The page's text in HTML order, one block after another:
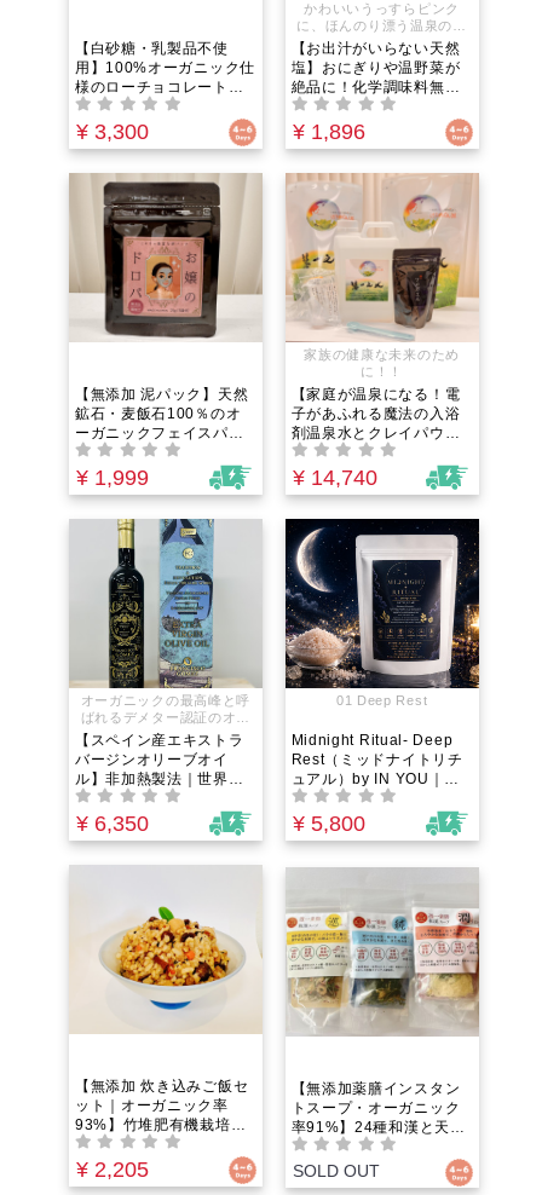
【白砂糖・乳製品不使
用】100%オーガニック仕
様のローチョコレート
（カカオ71%）生きた酵
素を食べる！緑茶の4倍の
抗酸化力！｜個包装5個入
ェノールを補給する次世
代おやつ
¥ 3,300
かわいいうっすらピンク
に、ほんのり漂う温泉の香
り。太陽の恵みをたっぷり
浴びたチベット高原の「天
日湖塩」に、厳選し海塩・
岩塩を調和させた自然の味
覚です。塩だけのシンプル
な味付けで素材の味を最大
限に引き
【お出汁がいらない天然
塩】おにぎりや温野菜が
絶品に！化学調味料無添
加・チベット産天日湖塩
ベースの極上ブレンド塩
と、五葷不使用・ヴィー
スパイスソルト。毎日の
食養生や、日常の料理
に。
¥ 1,896
【無添加 泥パック】天然
鉱石・麦飯石100％のオ
ーガニックフェイスパッ
ク｜くすみ・ざらつきを5
分でリセット。界面活性
剤フリーで敏感肌・子ど
力吸着しワントーン明る
い透明肌へ導く、家族3世
代で使える究極の全身ケ
¥ 1,999
家族の健康な未来のため
に！！
【家庭が温泉になる！電
子があふれる魔法の入浴
剤温泉水とクレイパウダ
ーの贅沢お風呂セット】
元自衛隊員が全財産33年
を賭けて完成させた国際
の夜も、20分浸かるだけ
で翌朝が驚くほど軽くな
る、知る人ぞ知る秘伝の
入浴法
¥ 14,740
オーガニックの最高峰と呼
ばれるデメター認証のオリ
ーブオイルがここに。
【スペイン産エキストラ
バージンオリーブオイ
ル】非加熱製法｜世界一
厳格なオーガニック認証
「デメター認証」取得！
バイオダイナミック農法
¥ 6,350
01 Deep Rest
Midnight Ritual- Deep
Rest（ミッドナイトリチ
ュアル）by IN YOU｜オ
ーガニックアロマバスパ
ウダー｜よく眠りたい夜
のお供に。エプソムソル
るあなただけの究極の15
分」へ。本来の自分に還
る時間を今。
¥ 5,800
【無添加 炊き込みご飯セ
ット｜オーガニック率
93%】竹堆肥有機栽培米
と24種和漢の極み養生炊
き込み御膳キット｜最高
のご褒美御膳を自宅で！
¥ 2,205
【無添加薬膳インスタン
トスープ・オーガニック
率91%】24種和漢と天日
干し野菜のオーガニック
養生春雨ヴィーガンスー
プ｜お湯を注ぐだけで本
SOLD OUT